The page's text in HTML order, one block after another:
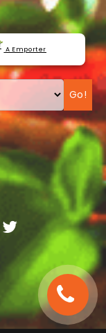
A Emporter
Go!